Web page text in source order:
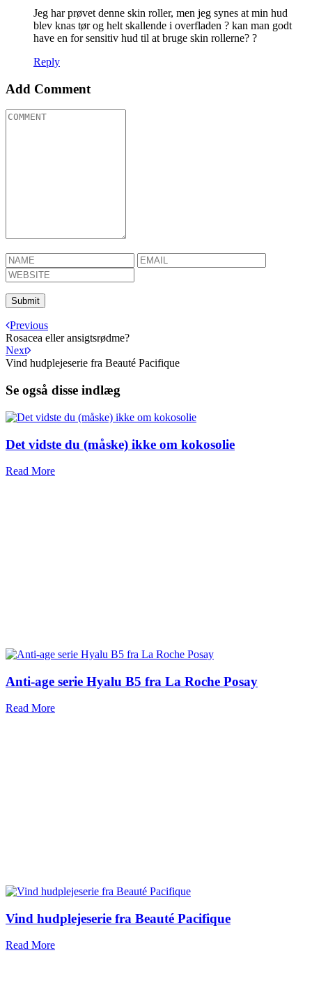
Jeg har prøvet denne skin roller, men jeg synes at min hud
blev knas tør og helt skallende i overfladen ? kan man godt
have en for sensitiv hud til at bruge skin rollerne? ?
Reply
Add Comment
Previous
Rosacea eller ansigtsrødme?
Next
Vind hudplejeserie fra Beauté Pacifique
Se også disse indlæg
Det vidste du (måske) ikke om kokosolie
Read More
Anti-age serie Hyalu B5 fra La Roche Posay
Read More
Vind hudplejeserie fra Beauté Pacifique
Read More